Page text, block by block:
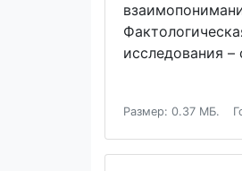
исследования
Размер: 0.37 МБ.